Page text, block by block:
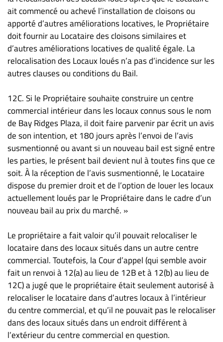
ait commencé ou achevé l’installation de cloisons ou
apporté d’autres améliorations locatives, le Propriétaire
doit fournir au Locataire des cloisons similaires et
d’autres améliorations locatives de qualité égale. La
relocalisation des Locaux loués n’a pas d’incidence sur les
autres clauses ou conditions du Bail.
12C. Si le Propriétaire souhaite construire un centre
commercial intérieur dans les locaux connus sous le nom
de Bay Ridges Plaza, il doit faire parvenir par écrit un avis
de son intention, et 180 jours après l’envoi de l’avis
susmentionné ou avant si un nouveau bail est signé entre
les parties, le présent bail devient nul à toutes fins que ce
soit. À la réception de l’avis susmentionné, le Locataire
dispose du premier droit et de l’option de louer les locaux
actuellement loués par le Propriétaire dans le cadre d’un
nouveau bail au prix du marché. »
Le propriétaire a fait valoir qu’il pouvait relocaliser le
locataire dans des locaux situés dans un autre centre
commercial. Toutefois, la Cour d’appel (qui semble avoir
fait un renvoi à 12(a) au lieu de 12B et à 12(b) au lieu de
12C) a jugé que le propriétaire était seulement autorisé à
relocaliser le locataire dans d’autres locaux à l’intérieur
du centre commercial, et qu’il ne pouvait pas le relocaliser
dans des locaux situés dans un endroit différent à
l’extérieur du centre commercial en question.